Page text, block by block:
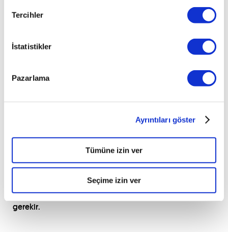
Tercihler
İstatistikler
Pazarlama
Ayrıntıları göster
Tümüne izin ver
Seçime izin ver
bulunan
rahat
ve
yolculuğunuzu
şekilde
etmesi,
olması
gerekir.